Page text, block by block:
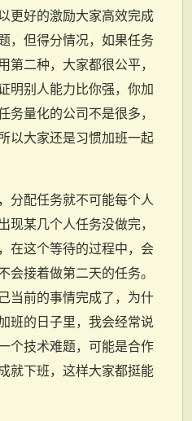
更好的激励大家高效完成
，但得分情况，如果任务
第二种，大家都很公平，
明别人能力比你强，你加
务量化的公司不是很多，
以大家还是习惯加班一起
分配任务就不可能每个人
现某几个人任务没做完，
在这个等待的过程中，会
会接着做第二天的任务。
当前的事情完成了，为什
班的日子里，我会经常说
个技术难题，可能是合作
就下班，这样大家都挺能